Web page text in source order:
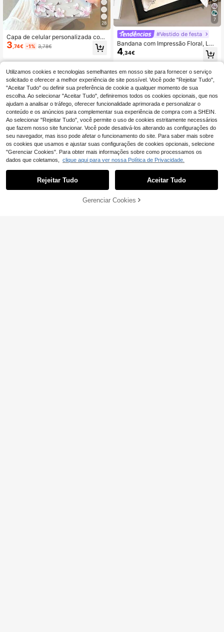
28
Capa de celular personalizada com
a letra M em TPU, transparente e re
sistente a impactos, com estampa fl
3/52/51, S25/24/23/22/21 Ultra. Ide
al para presente de aniversário.
3 ,74€ -1% 3,78€
7
#Vestido de festa
Bandana com Impressão Floral, Len
ço de Pescoço Fashion Ideal para S
air e Complementar seu Look Elega
Cabelo, Faixa para Cabeça para Co
mplementar seu Look
4,34€
Desculpe, este produto está esgotado.
Mostrar artigos semelhantes em stock Veja tudo
ESGOTADO
Utilizamos cookies e tecnologias semelhantes em nosso site para fornecer o serviço
solicitado e oferecer a melhor experiência de site possível. Você pode "Rejeitar Tudo",
"Aceitar Tudo" ou definir sua preferência de cookie a qualquer momento de sua
escolha. Ao selecionar "Aceitar Tudo", definiremos todos os cookies opcionais, que nos
ajudam a analisar o tráfego, oferecer funcionalidade aprimorada e personalizar o
conteúdo e os anúncios para complementar sua experiência de compra com a SHEIN.
Ao selecionar "Rejeitar Tudo", você permite o uso de cookies estritamente necessários
que fazem nosso site funcionar. Você pode desativá-los alterando as configurações do
seu navegador, mas isso pode afetar o funcionamento do site. Para saber mais sobre
os cookies que usamos e ajustar suas configurações de cookies opcionais, selecione
"Gerenciar Cookies". Para obter mais informações sobre como processamos os
dados que coletamos, clique aqui para ver nossa Política de Privacidade.
Rejeitar Tudo Aceitar Tudo
Gerenciar Cookies